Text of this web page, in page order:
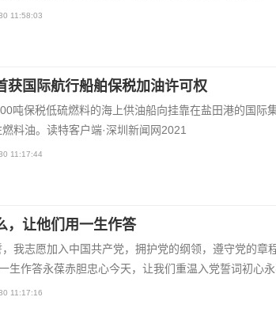
11:58:03
获国际航行船舶保税加油许可权
吨保税低硫燃料的海上供油船向挂靠在盐田港的国际
燃料油。读特客户端·深圳新闻网2021
11:17:44
，让他们用一生作答
，我志愿加入中国共产党，拥护党的纲领，遵守党的
生作答永葆赤胆忠心今天，让我们重温入党誓词初心
11:17:16